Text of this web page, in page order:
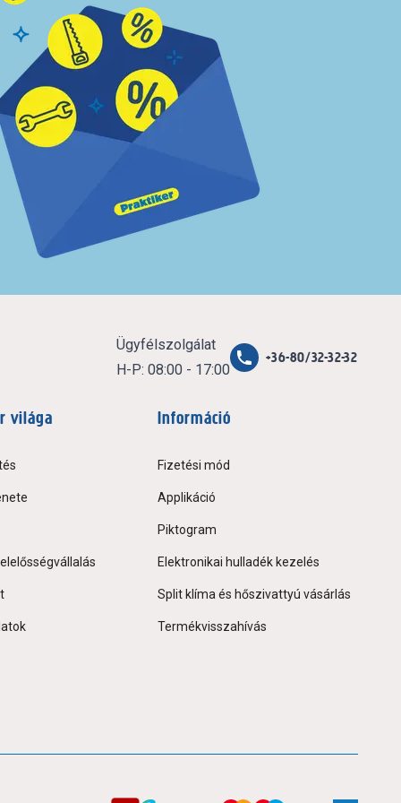
Ügyfélszolgálat
H-P: 08:00 - 17:00
+36-80/32-32-32
világa Információ
Fizetési mód
Applikáció
Piktogram
Elektronikai hulladék kezelés
Split klíma és hőszivattyú vásárlás
Termékvisszahívás